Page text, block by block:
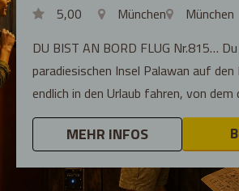
5,00 München
München
DU BIST AN BORD FLUG Nr.815…
paradiesischen Insel Palawan auf den
endlich in den Urlaub fahren, von dem
MEHR INFOS